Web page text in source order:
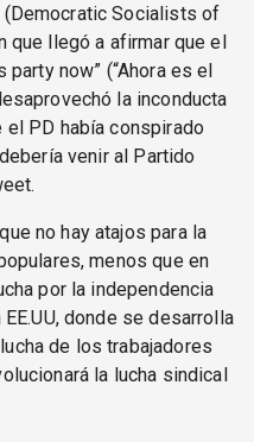
(Democratic Socialists of
que llegó a afirmar que el
party now” (“Ahora es el
la inconducta
PD había conspirado
venir al Partido
no hay atajos para la
menos que en
por la independencia
donde se desarrolla
de los trabajadores
la lucha sindical